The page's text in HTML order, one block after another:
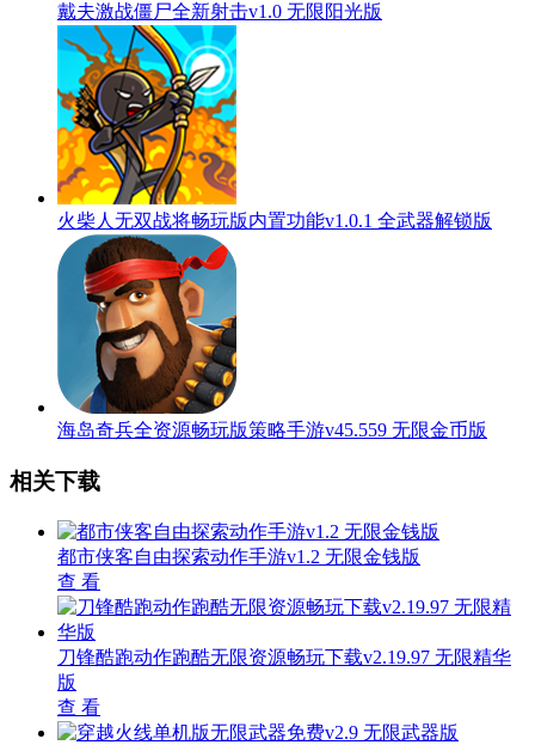
戴夫激战僵尸全新射击v1.0 无限阳光版
火柴人无双战将畅玩版内置功能v1.0.1 全武器解锁版
海岛奇兵全资源畅玩版策略手游v45.559 无限金币版
相关下载
都市侠客自由探索动作手游v1.2 无限金钱版
查 看
刀锋酷跑动作跑酷无限资源畅玩下载v2.19.97 无限精华
版
查 看